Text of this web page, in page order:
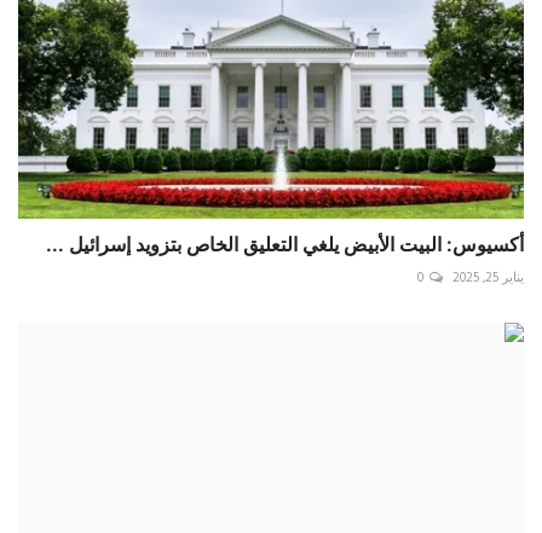
أكسيوس: البيت الأبيض يلغي التعليق الخاص بتزويد إسرائيل ...
يناير 25, 2025 0